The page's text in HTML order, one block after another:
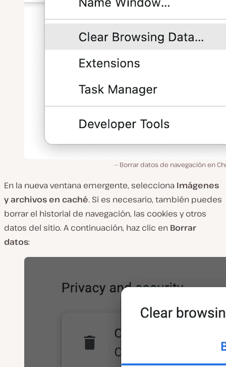
Borrar datos de navegación en
En la nueva ventana emergente, selecciona Imágenes
y archivos en caché. Si es necesario, también puedes
borrar el historial de navegación, las cookies y otros
datos del sitio. A continuación, haz clic en Borrar
datos: